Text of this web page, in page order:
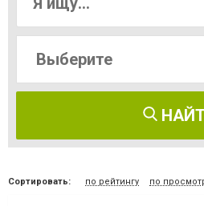
Сортировать: по рейтингу по